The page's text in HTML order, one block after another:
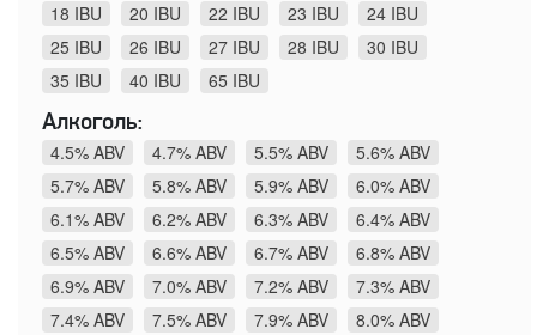
18 IBU
20 IBU 22 IBU 23 IBU
24 IBU
25 IBU
26 IBU 27 IBU 28 IBU
30 IBU
35 IBU
40 IBU
65 IBU
Алкоголь:
4.5% ABV
4.7% ABV 5.5% ABV
5.6% ABV
5.7% ABV
5.8% ABV 5.9% ABV
6.0% ABV
6.1% ABV
6.2% ABV 6.3% ABV
6.4% ABV
6.5% ABV
6.6% ABV 6.7% ABV
6.8% ABV
6.9% ABV
7.0% ABV 7.2% ABV
7.3% ABV
7.4% ABV
7.5% ABV 7.9% ABV
8.0% ABV